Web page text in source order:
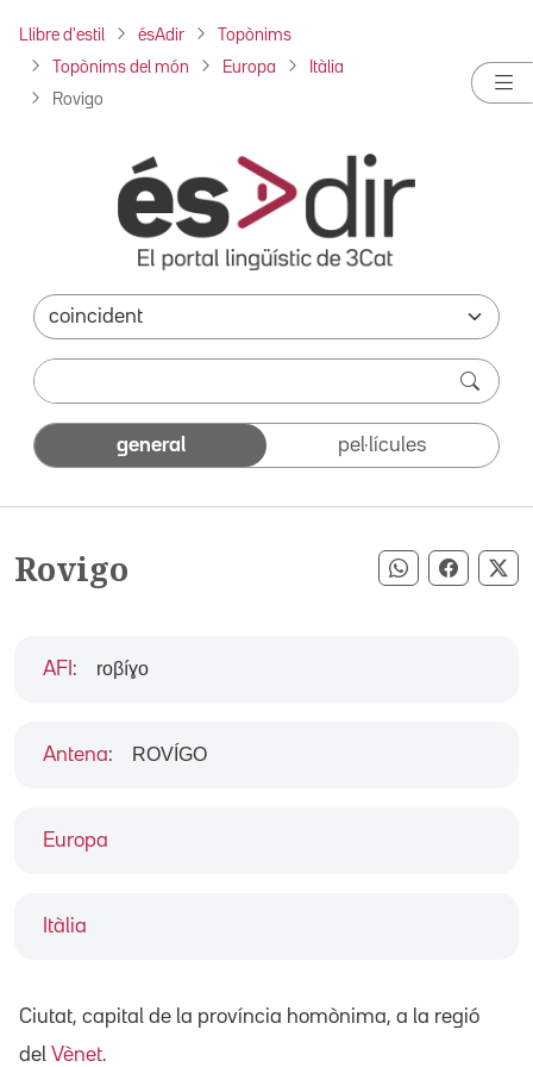
Llibre d'estil ésAdir Topònims
Topònims del món Europa Itàlia
Rovigo
general pel·lícules
Rovigo Compartir
Europa
Itàlia
AFI : roβíɣo
Antena: ROVÍGO
Ciutat, capital de la província homònima, a la regió
del Vènet.